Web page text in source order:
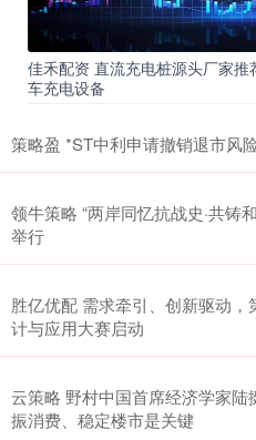
佳禾配资 直流充电桩源头厂家
车充电设备
策略盈 *ST中利申请撤销退市风
领牛策略 “两岸同忆抗战史·共铸
举行
胜亿优配 需求牵引、创新驱动
计与应用大赛启动
云策略 野村中国首席经济学家陆
振消费、稳定楼市是关键